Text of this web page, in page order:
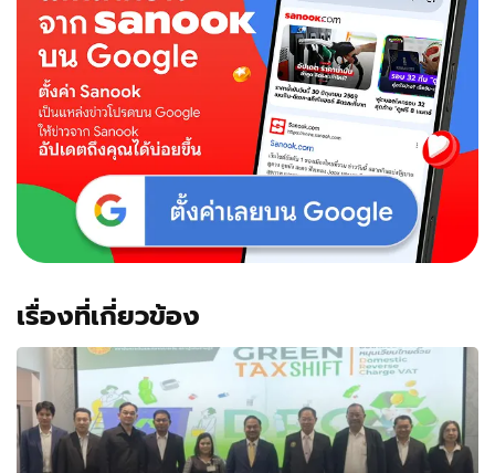
เรื่องที่เกี่ยวข้อง